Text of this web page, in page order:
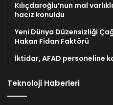
Kılıçdaroğlu’nun mal
haciz konuldu
Yeni Dünya Düzensizliği
Hakan Fidan Faktörü
İktidar, AFAD personeline
Teknoloji Haberleri